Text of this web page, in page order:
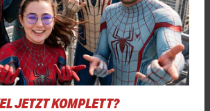
JETZT KOMPLETT?